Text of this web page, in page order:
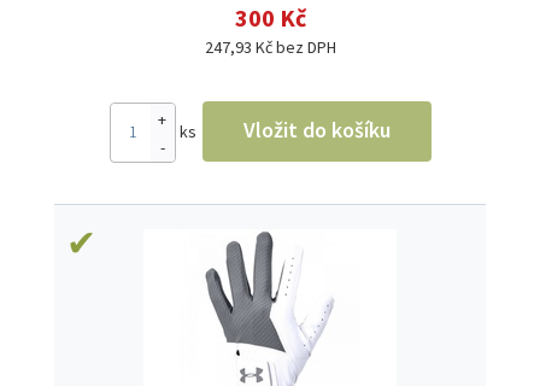
300 Kč
247,93 Kč bez DPH
-
+
ks Vložit do košíku